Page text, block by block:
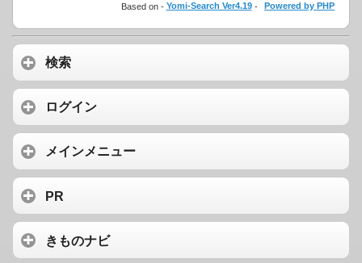
Based on - Yomi-Search Ver4.19- Powered by PHP
検索
ログイン
メインメニュー
PR
きものナビ